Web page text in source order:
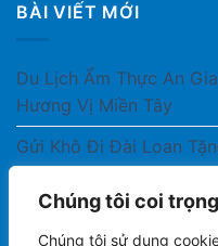
Chúng tôi coi
Chúng tôi sử dụng
BÀI VIẾT MỚI
Du Lịch Ẩm Thực An
Hương Vị Miền Tây
Gửi Khô Đi Đài Loan
Gửi Thuốc Cho Người
Không?